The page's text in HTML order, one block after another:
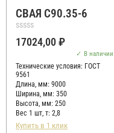
СВАЯ С90.35-6
Оценка
0
17024,00₽
В наличии
Технические условия: ГОСТ
9561
Длина, мм: 9000
Ширина, мм: 350
Высота, мм: 250
Вес 1 шт, т: 2,8
Купить в 1 клик